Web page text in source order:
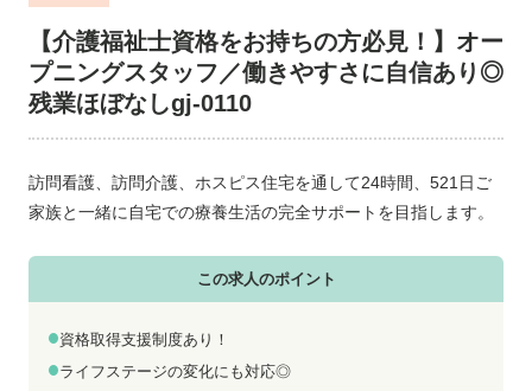
個人情報保護方針
利用規約
お知らせ
お問い合わせ
お電話でのお問い合わせ
平日 9:00～18:00
【介護福祉士資格をお持ちの方必見！】オー
プニングスタッフ／働きやすさに自信あり◎
残業ほぼなしgj-0110
訪問看護、訪問介護、ホスピス住宅を通して24時間、521日ご
家族と一緒に自宅での療養生活の完全サポートを目指します。
この求人のポイント
資格取得支援制度あり！
ライフステージの変化にも対応◎